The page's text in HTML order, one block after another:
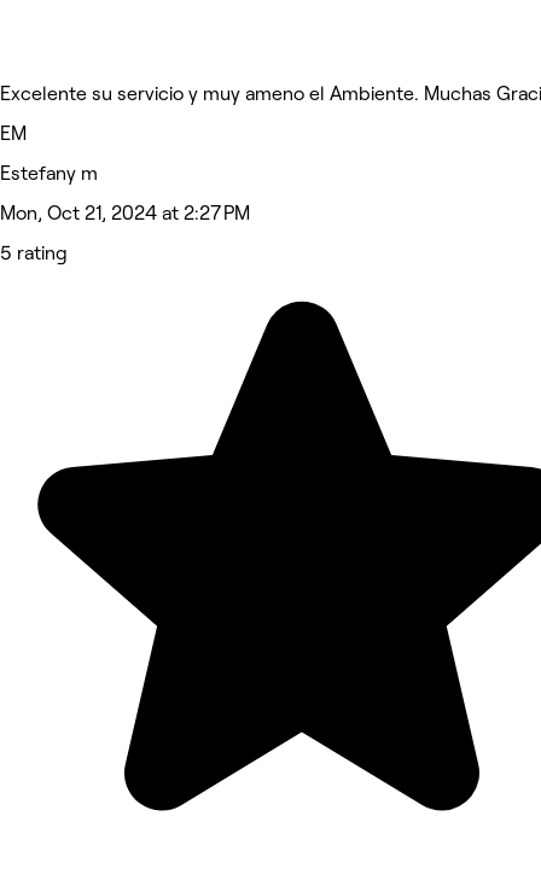
Excelente su servicio y muy ameno el Ambiente. Muchas
EM
Estefany m
Mon, Oct 21, 2024 at 2:27 PM
5 rating